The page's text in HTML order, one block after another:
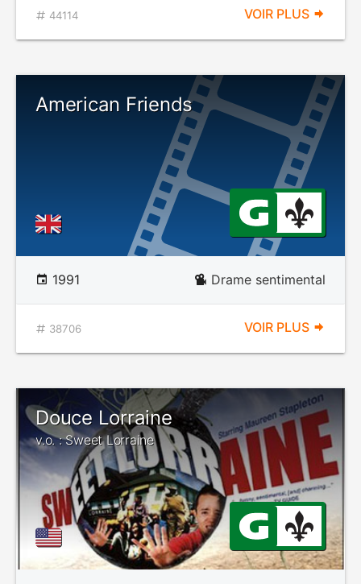
44114 VOIR PLUS
American Friends
1991 Drame sentimental
38706 VOIR PLUS
Douce Lorraine
v.o. : Sweet Lorraine